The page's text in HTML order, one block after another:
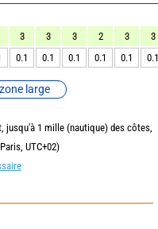
zone large
3 3 3 2 3
3
0.1 0.1 0.1 0.1 0.1 0.1
jusqu'à 1 mille (nautique) des côtes,
UTC+02)